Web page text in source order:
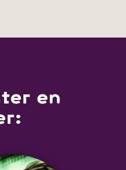
en